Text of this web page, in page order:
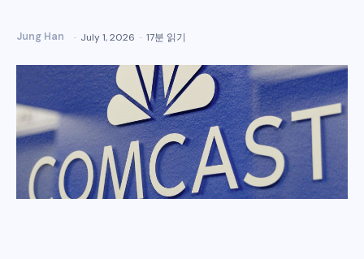
Jung Han July 1, 2026 17분 읽기